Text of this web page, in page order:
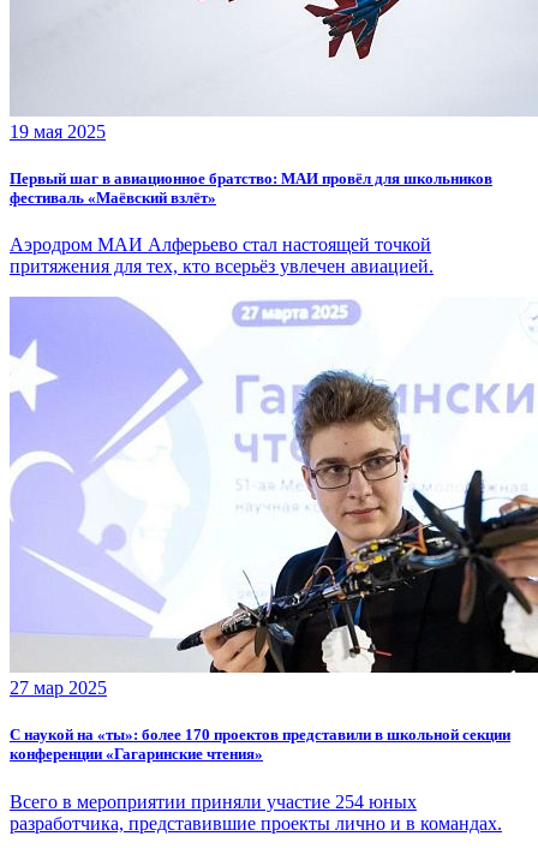
19 мая 2025
Первый шаг в авиационное братство: МАИ провёл для школьников
фестиваль «Маёвский взлёт»
Аэродром МАИ Алферьево стал настоящей точкой
притяжения для тех, кто всерьёз увлечен авиацией.
27 мар 2025
С наукой на «ты»: более 170 проектов представили в школьной секции
конференции «Гагаринские чтения»
Всего в мероприятии приняли участие 254 юных
разработчика, представившие проекты лично и в командах.